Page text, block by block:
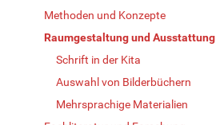
Methoden und Konzepte
Raumgestaltung und Ausstattung
Schrift in der Kita
Auswahl von Bilderbüchern
Mehrsprachige Materialien